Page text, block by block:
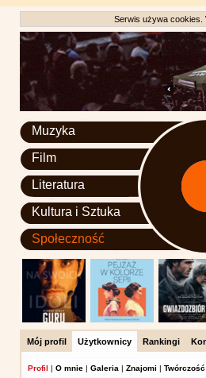
Serwis używa cookies.
Muzyka
Film
Literatura
Kultura i Sztuka
Społeczność
Mój profil Użytkownicy Rankingi
Profil | O mnie | Galeria | Znajomi | Twórczość